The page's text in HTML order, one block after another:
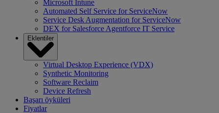
Microsoft Intune
Automated Self Service for ServiceNow
Service Desk Augmentation for ServiceNow
DEX for Salesforce Agentforce IT Service
Eklentiler
Virtual Desktop Experience (VDX)
Synthetic Monitoring
Software Reclaim
Device Refresh
Başarı öyküleri
Fiyatlar